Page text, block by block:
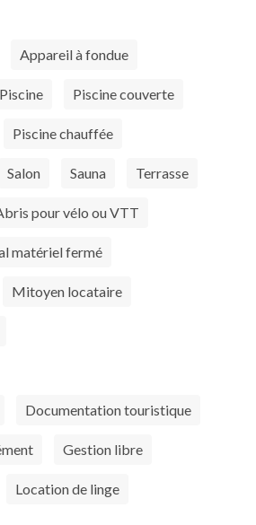
Appareil à fondue
Piscine Piscine couverte
Piscine chauffée
Salon Sauna Terrasse
pour vélo ou VTT
matériel fermé
Mitoyen locataire
Documentation touristique
Gestion libre
Location de linge